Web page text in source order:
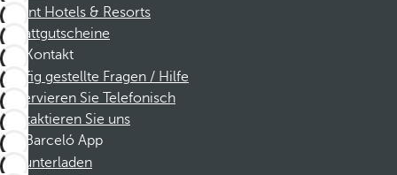
Dorint Hotels & Resorts
Rabattgutscheine
Kontakt
Häufig gestellte Fragen / Hilfe
Reservieren Sie Telefonisch
Kontaktieren Sie uns
Barceló App
Herunterladen